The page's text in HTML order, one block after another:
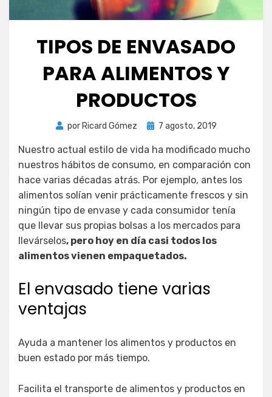
TIPOS DE ENVASADO
PARA ALIMENTOS Y
PRODUCTOS
por Ricard Gómez
Publicada
7 agosto, 2019
Nuestro actual estilo de vida ha modificado mucho
nuestros hábitos de consumo, en comparación con
hace varias décadas atrás. Por ejemplo, antes los
alimentos solían venir prácticamente frescos y sin
ningún tipo de envase y cada consumidor tenía
que llevar sus propias bolsas a los mercados para
llevárselos, pero hoy en día casi todos los
alimentos vienen empaquetados.
El envasado tiene varias
ventajas
Ayuda a mantener los alimentos y productos en
buen estado por más tiempo.
Facilita el transporte de alimentos y productos en